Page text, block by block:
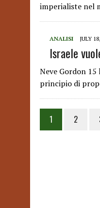
imperialiste nel
ANALISI JULY
Israele
Neve Gordon
principio di
Posts
pagination
1 2